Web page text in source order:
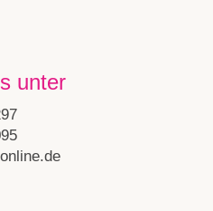
unter